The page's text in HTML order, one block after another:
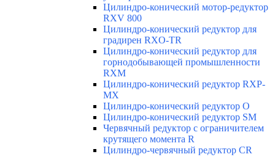
Цилиндро-конический мотор-редуктор
RXV 800
Цилиндро-конический редуктор для
градирен RXO-TR
Цилиндро-конический редуктор для
горнодобывающей промышленности
RXМ
Цилиндро-конический редуктор RXP-
MX
Цилиндро-конический редуктор О
Цилиндро-конический редуктор SM
Червячный редуктор с ограничителем
крутящего момента R
Цилиндро-червячный редуктор СR